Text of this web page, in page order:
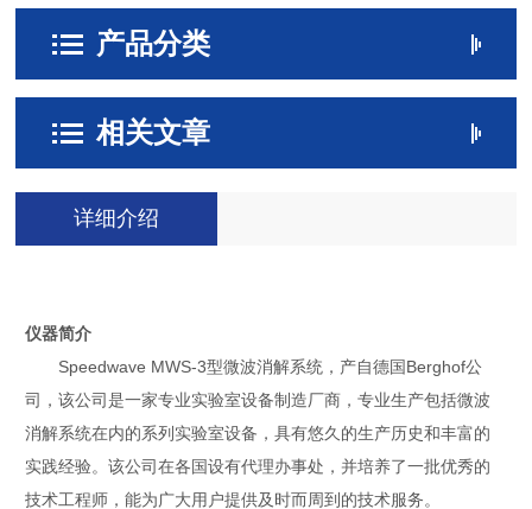
产品分类
相关文章
详细介绍
仪器简介
Speedwave MWS-3型微波消解系统，产自德国Berghof公
司，该公司是一家专业实验室设备制造厂商，专业生产包括微波
消解系统在内的系列实验室设备，具有悠久的生产历史和丰富的
实践经验。该公司在各国设有代理办事处，并培养了一批优秀的
技术工程师，能为广大用户提供及时而周到的技术服务。